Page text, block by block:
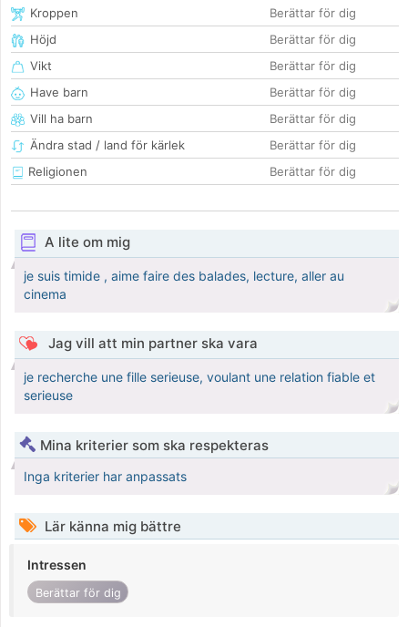
Kroppen
Berättar för dig
Höjd
Berättar för dig
Vikt
Berättar för dig
Have barn
Berättar för dig
Vill ha barn
Berättar för dig
Ändra stad / land för kärlek
Berättar för dig
Religionen
Berättar för dig
A lite om mig
je suis timide , aime faire des balades, lecture, aller au
cinema
Jag vill att min partner ska vara
je recherche une fille serieuse, voulant une relation fiable et
serieuse
Mina kriterier som ska respekteras
Inga kriterier har anpassats
Lär känna mig bättre
Intressen
Berättar för dig